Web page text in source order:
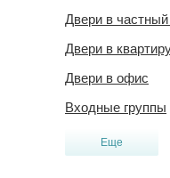
Двери в
Двери в
Двери в офис
Входные группы
Еще